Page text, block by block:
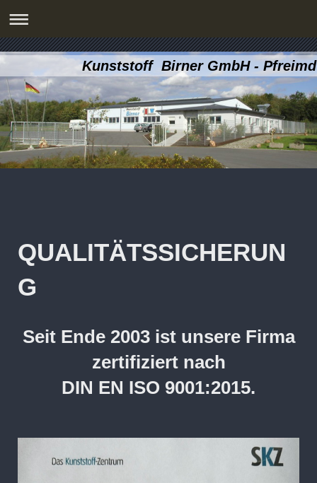
Kunststoff Birner GmbH - Pfreimd
QUALITÄTSSICHERUN
G
Seit Ende 2003 ist unsere Firma
zertifiziert nach
DIN EN ISO 9001:2015.